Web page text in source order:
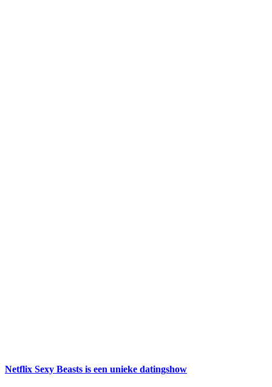
Netflix Sexy Beasts is een unieke datingshow